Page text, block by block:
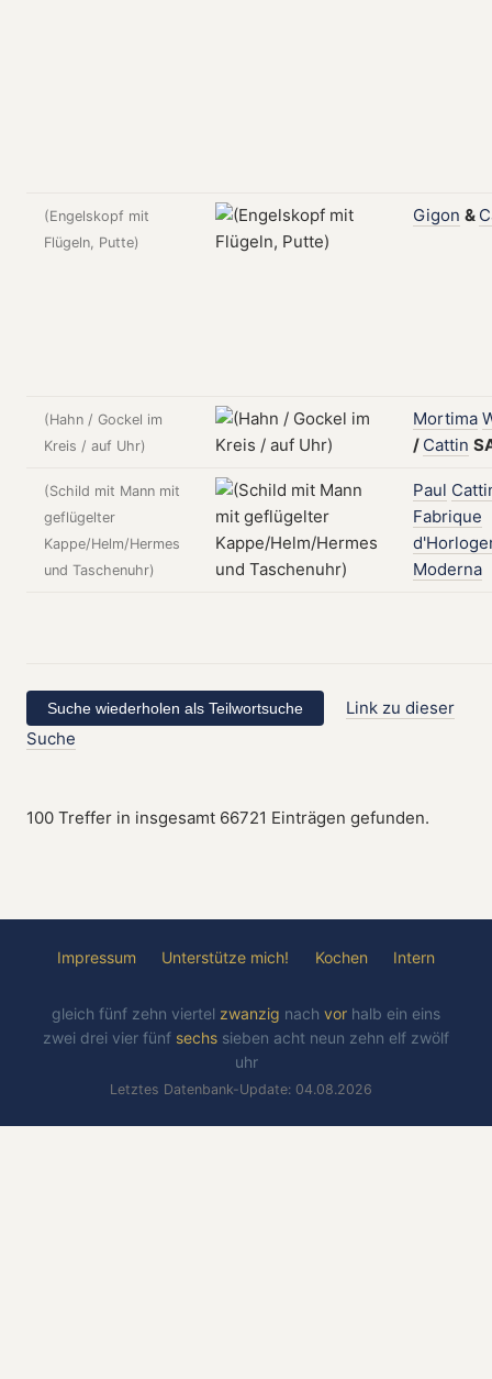
(Engelskopf mit
Flügeln, Putte)
Gigon &
(Hahn / Gockel im
Kreis / auf Uhr)
Mortima
/ Cattin
(Schild mit Mann mit
geflügelter
Kappe/Helm/Hermes
und Taschenuhr)
Paul
Fabrique
Moderna
Link zu dieser
Suche
100 Treffer in insgesamt 66721 Einträgen gefunden.
Impressum Unterstütze mich! Kochen Intern
gleich fünf zehn viertel zwanzig nach vor halb ein eins
zwei drei vier fünf sechs sieben acht neun zehn elf zwölf
uhr
Letztes Datenbank-Update: 04.08.2026